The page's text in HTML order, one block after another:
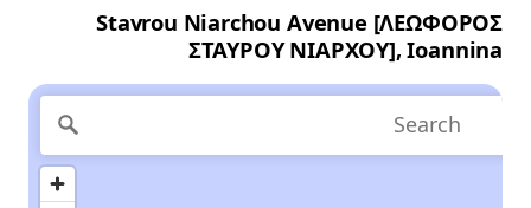
Stavrou Niarchou Avenue [ΛΕΩΦΟΡΟΣ
ΣΤΑΥΡΟΥ ΝΙΑΡΧΟΥ], Ioannina